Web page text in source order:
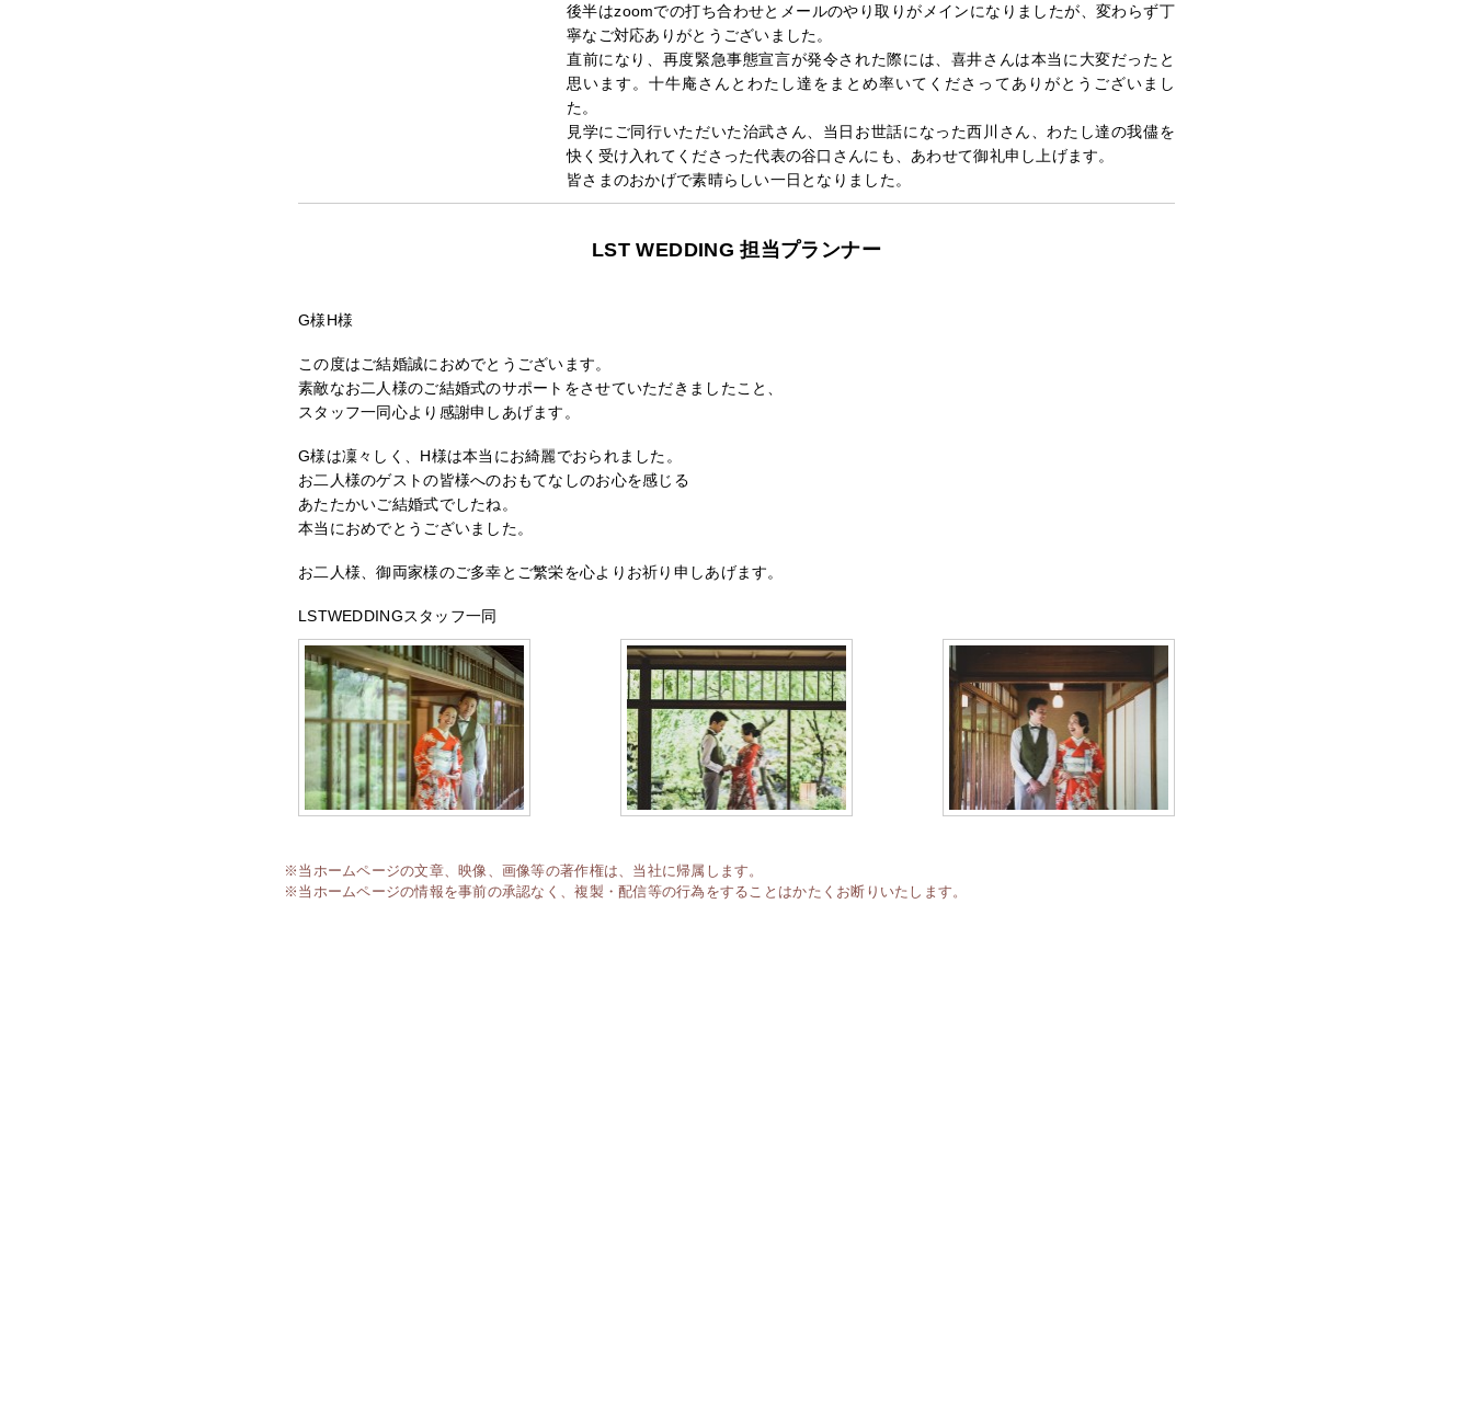
後半はzoomでの打ち合わせとメールのやり取りがメインになりましたが、変わらず丁
寧なご対応ありがとうございました。
直前になり、再度緊急事態宣言が発令された際には、喜井さんは本当に大変だったと
思います。十牛庵さんとわたし達をまとめ率いてくださってありがとうございまし
た。
見学にご同行いただいた治武さん、当日お世話になった西川さん、わたし達の我儘を
快く受け入れてくださった代表の谷口さんにも、あわせて御礼申し上げます。
皆さまのおかげで素晴らしい一日となりました。
LST WEDDING 担当プランナー
G様H様
この度はご結婚誠におめでとうございます。
素敵なお二人様のご結婚式のサポートをさせていただきましたこと、
スタッフ一同心より感謝申しあげます。
G様は凜々しく、H様は本当にお綺麗でおられました。
お二人様のゲストの皆様へのおもてなしのお心を感じる
あたたかいご結婚式でしたね。
本当におめでとうございました。
お二人様、御両家様のご多幸とご繁栄を心よりお祈り申しあげます。
LSTWEDDINGスタッフ一同
※当ホームページの文章、映像、画像等の著作権は、当社に帰属します。
※当ホームページの情報を事前の承認なく、複製・配信等の行為をすることはかたくお断りいたします。